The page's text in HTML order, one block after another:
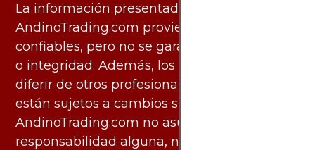
La información presentada por
AndinoTrading.com proviene de fuentes
confiables, pero no se garantiza su exactitud
o integridad. Además, los análisis pueden
diferir de otros profesionales calificados y
están sujetos a cambios sin previo aviso.
AndinoTrading.com no asume
responsabilidad alguna, ni deber de